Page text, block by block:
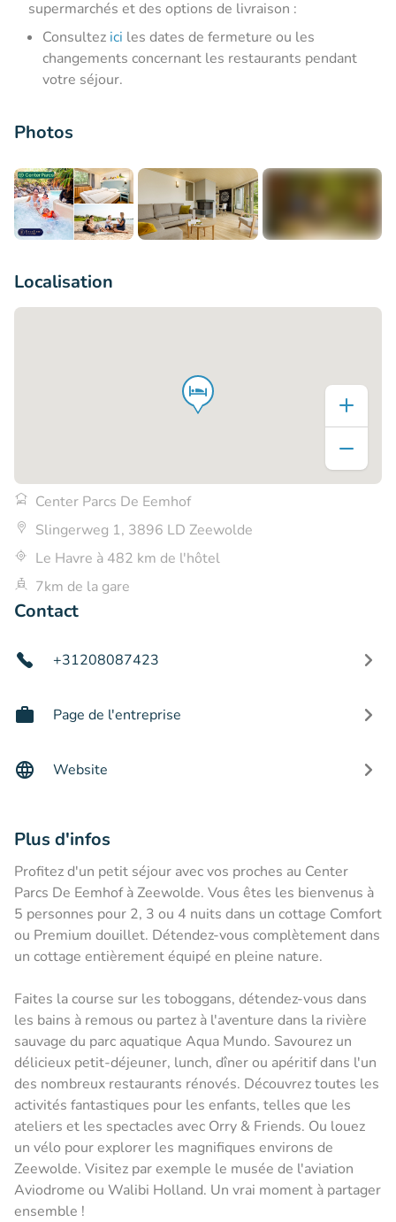
supermarchés et des options de livraison :
Consultez ici les dates de fermeture ou les
changements concernant les restaurants pendant
votre séjour.
Photos
Localisation
Center Parcs De Eemhof
Slingerweg 1, 3896 LD Zeewolde
Le Havre à 482 km de l'hôtel
7km de la gare
Contact
+31208087423
Page de l'entreprise
Website
Plus d'infos
Profitez d'un petit séjour avec vos proches au Center
Parcs De Eemhof à Zeewolde. Vous êtes les bienvenus à
5 personnes pour 2, 3 ou 4 nuits dans un cottage Comfort
ou Premium douillet. Détendez-vous complètement dans
un cottage entièrement équipé en pleine nature.
Faites la course sur les toboggans, détendez-vous dans
les bains à remous ou partez à l'aventure dans la rivière
sauvage du parc aquatique Aqua Mundo. Savourez un
délicieux petit-déjeuner, lunch, dîner ou apéritif dans l'un
des nombreux restaurants rénovés. Découvrez toutes les
activités fantastiques pour les enfants, telles que les
ateliers et les spectacles avec Orry & Friends. Ou louez
un vélo pour explorer les magnifiques environs de
Zeewolde. Visitez par exemple le musée de l'aviation
Aviodrome ou Walibi Holland. Un vrai moment à partager
ensemble !